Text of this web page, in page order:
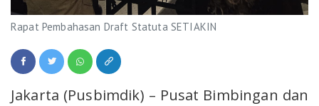
Rapat Pembahasan Draft Statuta SETIAKIN
Jakarta (Pusbimdik) – Pusat Bimbingan dan